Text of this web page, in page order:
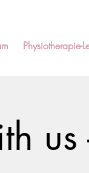
Physiotherapie-